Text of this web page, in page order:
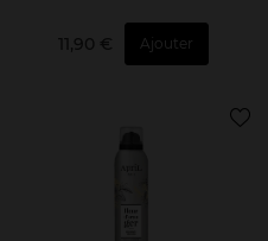
11,90 € Ajouter